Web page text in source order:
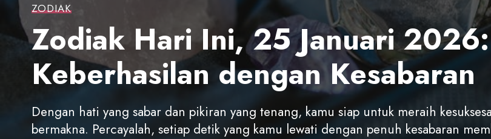
ZODIAK
Zodiak Hari Ini, 25 Januari
Keberhasilan dengan Kesabaran
Dengan hati yang sabar dan pikiran yang tenang, kamu siap untuk meraih
bermakna. Percayalah, setiap detik yang kamu lewati dengan penuh kesabaran